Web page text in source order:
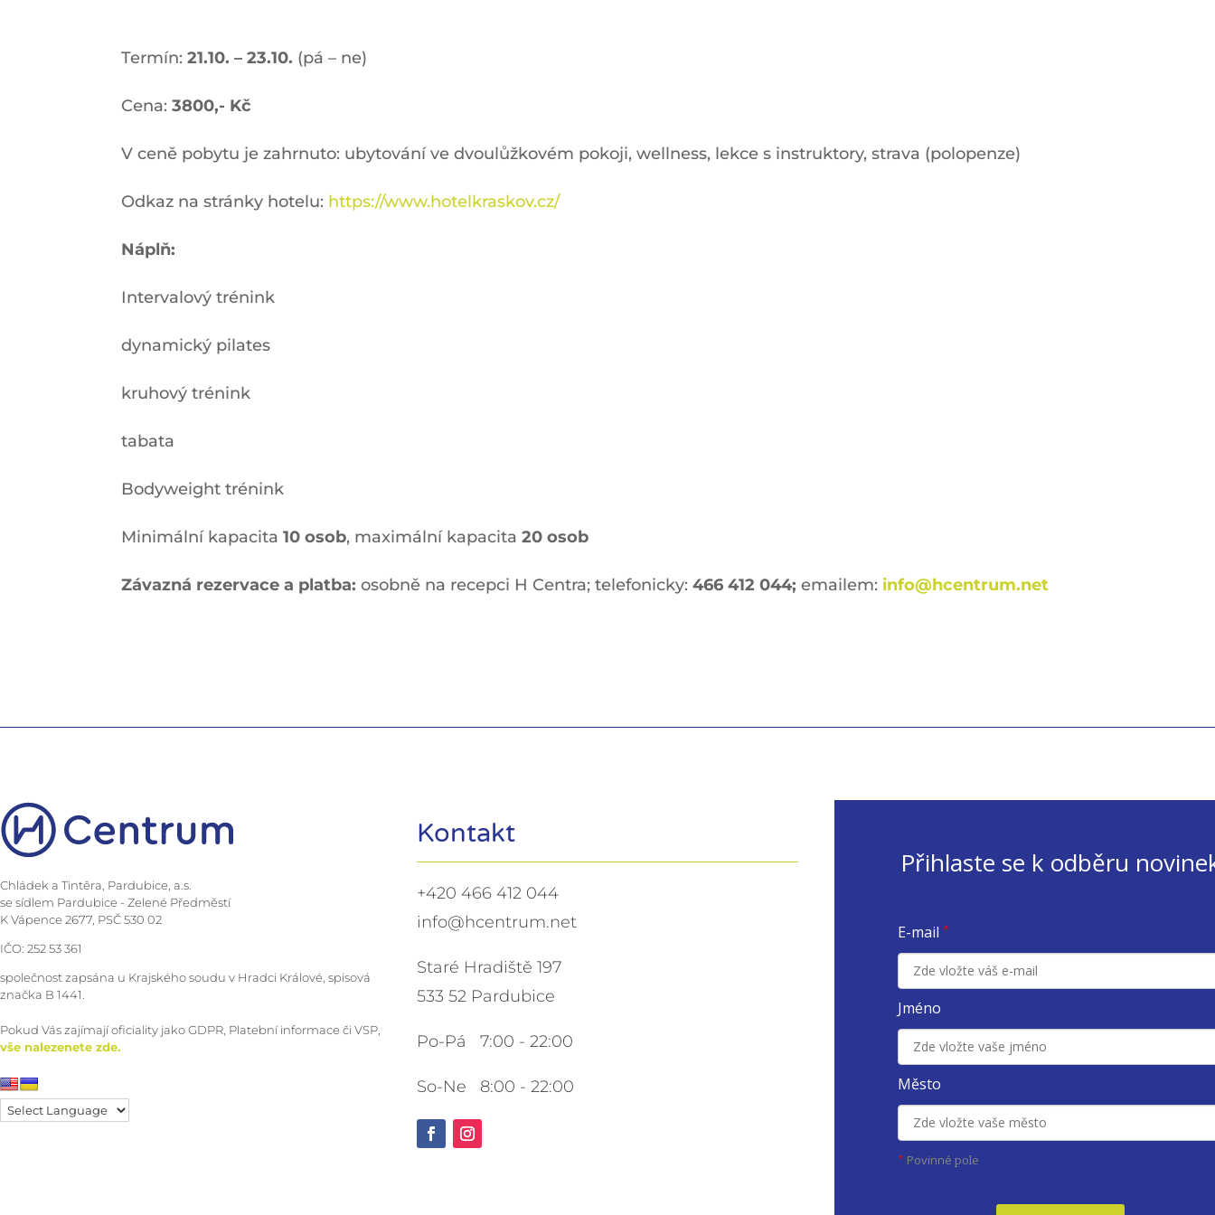
Termín:21.10. – 23.10. (pá – ne)
Cena:3800,- Kč
V ceně pobytu je zahrnuto: ubytování ve dvoulůžkovém pokoji, wellness, lekce s instruktory, strava (polopenze)
Odkaz na stránky hotelu: https://www.hotelkraskov.cz/
Náplň:
Intervalový trénink
dynamický pilates
kruhový trénink
tabata
Bodyweight trénink
Minimální kapacita10 osob, maximální kapacita20 osob
Závazná rezervace a platba:osobně na recepci H Centra; telefonicky:466 412 044;emailem: info@hcentrum.net
Chládek a Tintěra, Pardubice, a.s.
se sídlem Pardubice - Zelené Předměstí
K Vápence 2677, PSČ 530 02
IČO: 252 53 361
společnost zapsána u Krajského soudu v Hradci Králové, spisová
značka B 1441.
Pokud Vás zajímají oficiality jako GDPR, Platební informace či VSP,
vše nalezenete zde.
Kontakt
+420 466 412 044
info@hcentrum.net
Staré Hradiště 197
533 52 Pardubice
Po-Pá 7:00 - 22:00
So-Ne 8:00 - 22:00
Přihlaste se k odběru
E-mail *
Jméno
Město
* Povinné pole